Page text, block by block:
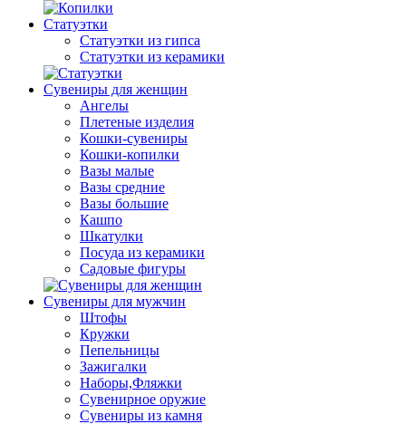
Статуэтки
Статуэтки из гипса
Статуэтки из керамики
Сувениры для женщин
Ангелы
Плетеные изделия
Кошки-сувениры
Кошки-копилки
Вазы малые
Вазы средние
Вазы большие
Кашпо
Шкатулки
Посуда из керамики
Садовые фигуры
Сувениры для мужчин
Штофы
Кружки
Пепельницы
Зажигалки
Наборы,Фляжки
Сувенирное оружие
Сувениры из камня